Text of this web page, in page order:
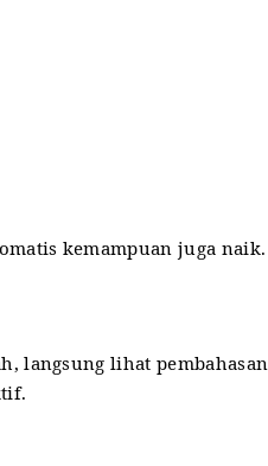
kemampuan juga naik.
langsung lihat